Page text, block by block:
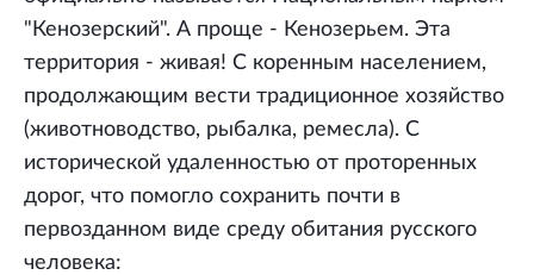
"Кенозерский". А проще - Кенозерьем. Эта
территория - живая! С коренным населением,
продолжающим вести традиционное хозяйство
(животноводство, рыбалка, ремесла). С
исторической удаленностью от проторенных
дорог, что помогло сохранить почти в
первозданном виде среду обитания русского
человека: